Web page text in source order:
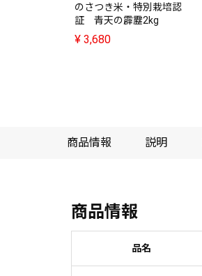
のさつき米・特別栽培認
証 青天の霹靂2kg
¥ 3,680
商品情報 説明
商品情報
品名